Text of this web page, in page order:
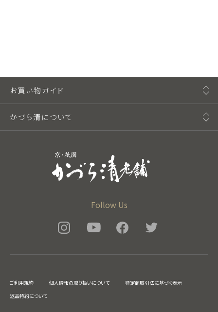
Follow Us
お買い物ガイド
かづら清について
ご利用規約 個人情報の取り扱いについて
特定商取引法に基づく表示
返品特約について